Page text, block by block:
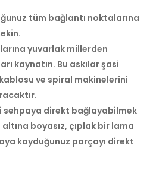
tüm bağlantı noktalarına
yuvarlak millerden
kaynatın. Bu askılar şasi
ve spiral makinelerini
sehpaya direkt bağlayabilmek
boyasız, çıplak bir lama
koyduğunuz parçayı direkt